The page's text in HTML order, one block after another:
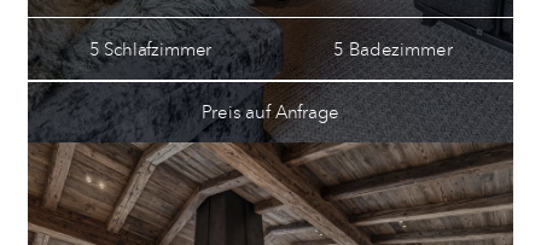
5 Schlafzimmer 5 Badezimmer
Preis auf Anfrage